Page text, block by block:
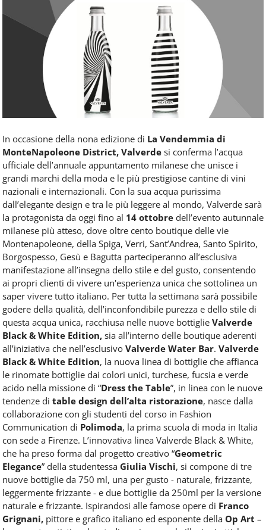
comparto
In occasione della nona edizione di La Vendemmia di
MonteNapoleone District, Valverde si conferma l’acqua
ufficiale dell’annuale appuntamento milanese che unisce i
grandi marchi della moda e le più prestigiose cantine di vini
nazionali e internazionali. Con la sua acqua purissima
dall’elegante design e tra le più leggere al mondo, Valverde sarà
la protagonista da oggi fino al 14 ottobre dell’evento autunnale
milanese più atteso, dove oltre cento boutique delle vie
Montenapoleone, della Spiga, Verri, Sant’Andrea, Santo Spirito,
Borgospesso, Gesù e Bagutta parteciperanno all’esclusiva
manifestazione all’insegna dello stile e del gusto, consentendo
ai propri clienti di vivere un'esperienza unica che sottolinea un
saper vivere tutto italiano. Per tutta la settimana sarà possibile
godere della qualità, dell’inconfondibile purezza e dello stile di
questa acqua unica, racchiusa nelle nuove bottiglie Valverde
Black & White Edition, sia all’interno delle boutique aderenti
all’iniziativa che nell’esclusivo Valverde Water Bar. Valverde
Black & White Edition, la nuova linea di bottiglie che affianca
le rinomate bottiglie dai colori unici, turchese, fucsia e verde
acido nella missione di “Dress the Table”, in linea con le nuove
tendenze di table design dell’alta ristorazione, nasce dalla
collaborazione con gli studenti del corso in Fashion
Communication di Polimoda, la prima scuola di moda in Italia
con sede a Firenze. L’innovativa linea Valverde Black & White,
che ha preso forma dal progetto creativo “Geometric
Elegance” della studentessa Giulia Vischi, si compone di tre
nuove bottiglie da 750 ml, una per gusto - naturale, frizzante,
leggermente frizzante - e due bottiglie da 250ml per la versione
naturale e frizzante. Ispirandosi alle famose opere di Franco
Grignani, pittore e grafico italiano ed esponente della Op Art –